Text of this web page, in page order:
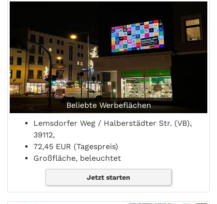
Beliebte Werbeflächen
Lemsdorfer Weg / Halberstädter Str. (VB),
39112,
72,45 EUR (Tagespreis)
Großfläche, beleuchtet
Jetzt starten